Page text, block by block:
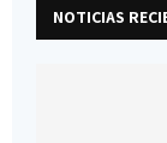
NOTICIAS